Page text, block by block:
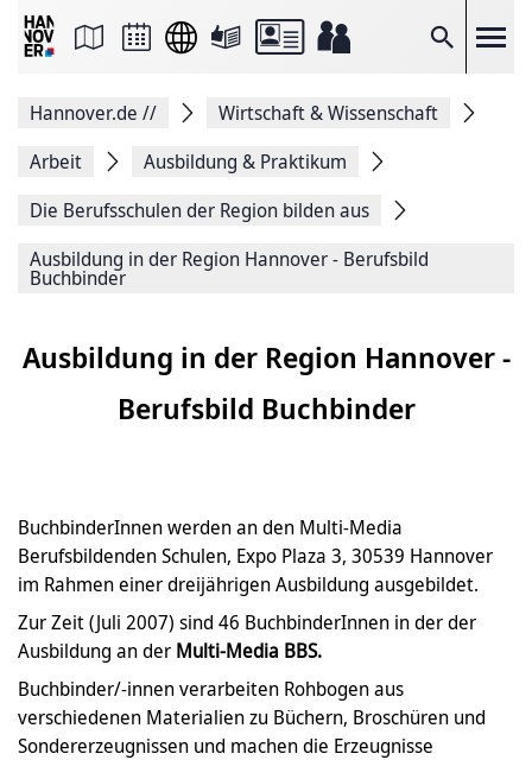
Suche
Seite
Facebook
teilen
Seitenlink
Seite
Drucken
Hannover.de //
Wirtschaft & Wissenschaft
Arbeit
Ausbildung & Praktikum
Die Berufsschulen der Region bilden aus
Ausbildung in der Region Hannover - Berufsbild
Buchbinder
Ausbildung in der Region Hannover -
Berufsbild Buchbinder
BuchbinderInnen werden an den Multi-Media
Berufsbildenden Schulen, Expo Plaza 3, 30539 Hannover
im Rahmen einer dreijährigen Ausbildung ausgebildet.
Zur Zeit (Juli 2007) sind 46 BuchbinderInnen in der der
Ausbildung an der Multi-Media BBS.
Buchbinder/-innen verarbeiten Rohbogen aus
verschiedenen Materialien zu Büchern, Broschüren und
Sondererzeugnissen und machen die Erzeugnisse